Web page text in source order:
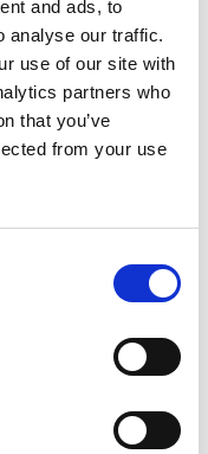
and ads, to
analyse our traffic.
use of our site with
partners who
that you’ve
from your use